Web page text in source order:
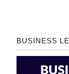
BUSINESS